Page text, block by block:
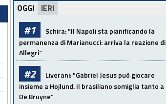
OGGI IERI
#1
Schira: "Il Napoli sta pianificando la
permanenza di Marianucci: arriva la reazione di
Allegri"
#2
Liverani: "Gabriel Jesus può giocare
insieme a Hojlund. Il brasiliano somiglia tanto a
De Bruyne"